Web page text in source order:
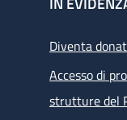
Diventa
Accesso di
strutture del